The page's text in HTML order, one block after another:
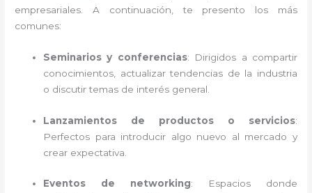
empresariales. A continuación, te presento los más
comunes:
Seminarios y conferencias: Dirigidos a compartir
conocimientos, actualizar tendencias de la industria
o discutir temas de interés general.
Lanzamientos de productos o servicios:
Perfectos para introducir algo nuevo al mercado y
crear expectativa.
Eventos de networking: Espacios donde